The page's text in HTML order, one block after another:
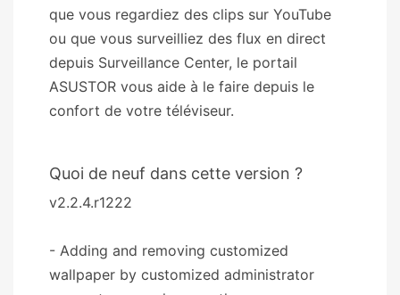
que vous regardiez des clips sur YouTube
ou que vous surveilliez des flux en direct
depuis Surveillance Center, le portail
ASUSTOR vous aide à le faire depuis le
confort de votre téléviseur.
Quoi de neuf dans cette version ?
v2.2.4.r1222
- Adding and removing customized
wallpaper by customized administrator